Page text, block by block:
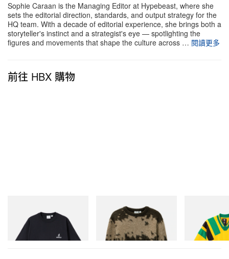
Sophie Caraan is the Managing Editor at Hypebeast, where she
sets the editorial direction, standards, and output strategy for the
HQ team. With a decade of editorial experience, she brings both a
storyteller's instinct and a strategist's eye — spotlighting the
figures and movements that shape the culture across … 閱讀更多
前往 HBX 購物
One Point Logo Tee
立即購入
Mohair Splatter Sweater
立即購入
Adidas
Dead Disney
立即購入